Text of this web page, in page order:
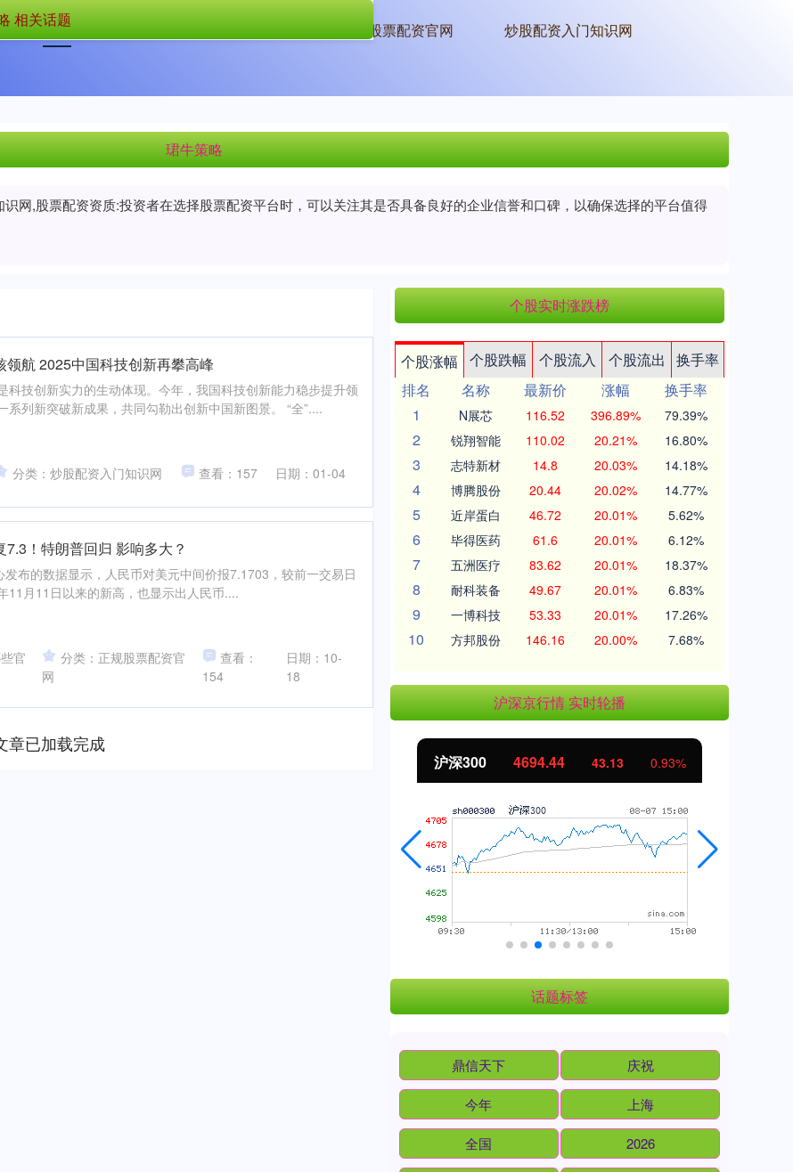
首页 珺牛策略 配资中介 正规股票配资官网 炒股配资入门知识网
珺牛策略
网,股票配资资质:投资者在选择股票配资平台时，可以关注其是否具备良好的企业信誉和口碑，以确保选择的平台值得
相关话题
航 2025中国科技创新再攀高峰
科技创新实力的生动体现。今年，我国科技创新能力稳步提升领
系列新突破新成果，共同勾勒出创新中国新图景。 “全”....
分类：炒股配资入门知识网 查看：157 日期：01-04
！特朗普回归 影响多大？
布的数据显示，人民币对美元中间价报7.1703，较前一交易日
11月11日以来的新高，也显示出人民币....
官
分类：正规股票配资官
网
查看：
154
日期：10-
18
章已加载完成
个股实时涨跌榜
个股涨幅 个股跌幅 个股流入 个股流出
换手率
排名
名称 最新价 涨幅
换手率
1
N展芯 116.52 396.89% 79.39%
2 锐翔智能 110.02 20.21% 16.80%
3 志特新材 14.8 20.03% 14.18%
4 博腾股份 20.44 20.02% 14.77%
5 近岸蛋白 46.72 20.01% 5.62%
6 毕得医药 61.6 20.01% 6.12%
7 五洲医疗 83.62 20.01% 18.37%
8 耐科装备 49.67 20.01% 6.83%
9 一博科技 53.33 20.01% 17.26%
10 方邦股份 146.16 20.00% 7.68%
沪深京行情 实时轮播
沪深300 4694.44 43.13 0.93%
话题标签
鼎信天下 庆祝
今年 上海
全国 2026